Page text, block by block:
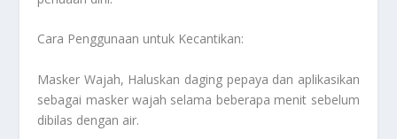
Cara Penggunaan untuk Kecantikan:
Masker Wajah, Haluskan daging pepaya dan aplikasikan
sebagai masker wajah selama beberapa menit sebelum
dibilas dengan air.